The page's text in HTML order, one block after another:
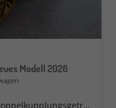
Modell 2026
Doppelkupplungsgetriebe (DSG)